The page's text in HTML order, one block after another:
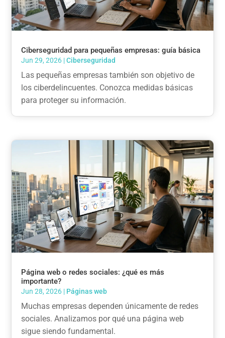
Ciberseguridad para pequeñas empresas: guía básica
Jun 29, 2026 |Ciberseguridad
Las pequeñas empresas también son objetivo de
los ciberdelincuentes. Conozca medidas básicas
para proteger su información.
Página web o redes sociales: ¿qué es más
importante?
Jun 28, 2026 | Páginas web
Muchas empresas dependen únicamente de redes
sociales. Analizamos por qué una página web
sigue siendo fundamental.